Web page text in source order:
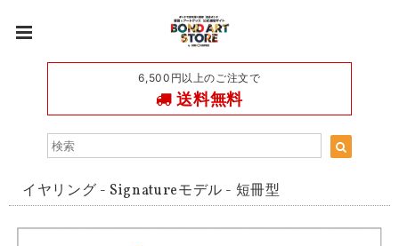
6,500円以上のご注文で
送料無料
イヤリング - Signatureモデル - 短冊型